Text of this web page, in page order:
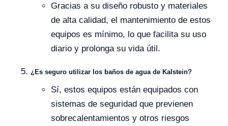
Gracias a su diseño robusto y materiales
de alta calidad, el mantenimiento de estos
equipos es mínimo, lo que facilita su uso
diario y prolonga su vida útil.
¿Es seguro utilizar los baños de agua de Kalstein?
Sí, estos equipos están equipados con
sistemas de seguridad que previenen
sobrecalentamientos y otros riesgos